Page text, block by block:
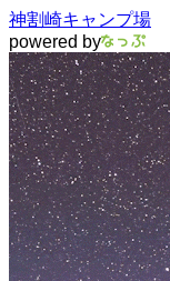
神割崎キャンプ場
powered by